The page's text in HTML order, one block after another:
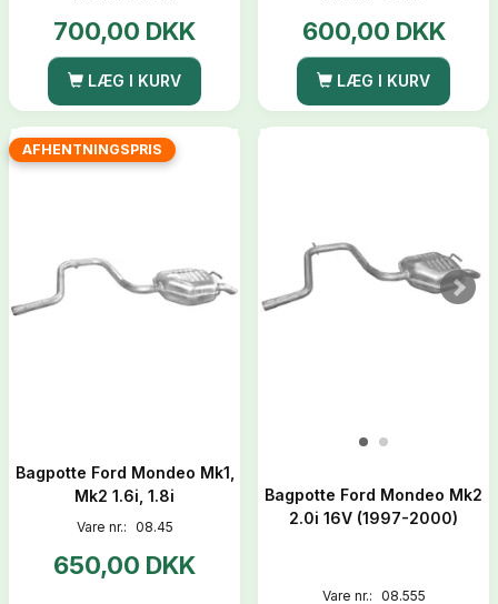
700,00 DKK
LÆG I KURV
600,00 DKK
LÆG I KURV
AFHENTNINGSPRIS
Bagpotte Ford Mondeo Mk1,
Mk2 1.6i, 1.8i
Vare nr.: 08.45
650,00 DKK
Bagpotte Ford Mondeo Mk2
2.0i 16V (1997-2000)
Vare nr.: 08.555